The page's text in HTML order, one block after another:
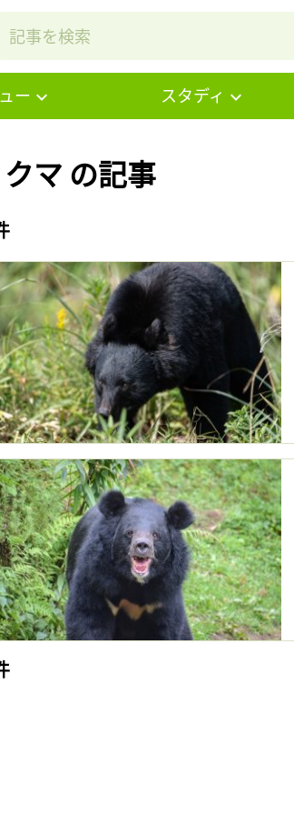
ー スタディ
マ の記事